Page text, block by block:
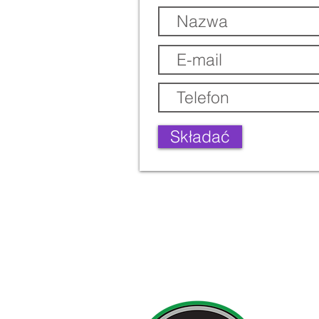
Składać